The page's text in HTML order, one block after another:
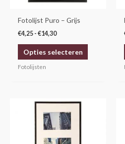
Fotolijst Puro – Grijs
€4,25 - €14,30
Opties selecteren
kan
op
Fotolijsten